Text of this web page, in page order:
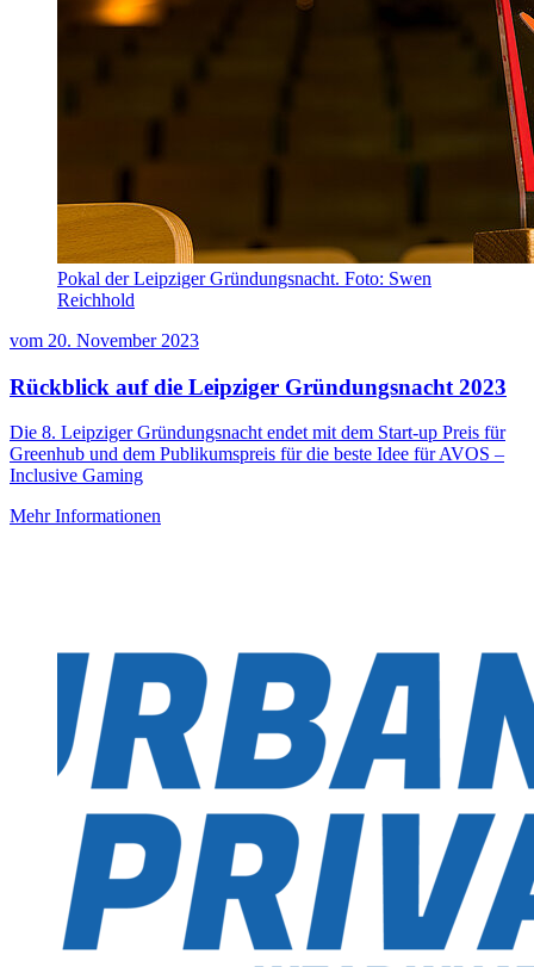
Pokal der Leipziger Gründungsnacht. Foto: Swen
Reichhold
vom 20. November 2023
Rückblick auf die Leipziger Gründungsnacht 2023
Die 8. Leipziger Gründungsnacht endet mit dem Start-up Preis für
Greenhub und dem Publikumspreis für die beste Idee für AVOS –
Inclusive Gaming
Mehr Informationen